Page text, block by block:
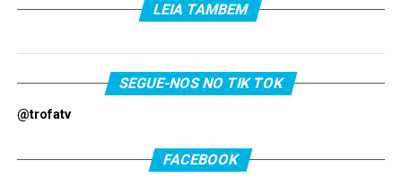
LEIA TAMBEM
SEGUE-NOS NO TIK TOK
@trofatv
FACEBOOK